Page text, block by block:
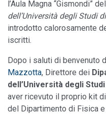
l’Aula Magna “Gismondi”
dell’Università degli Studi
introdotto calorosamente
iscritti.
Dopo i saluti di benvenuto
Mazzotta, Direttore dei
dell’Università degli
aver ricevuto il proprio kit
del Dipartimento di Fisica